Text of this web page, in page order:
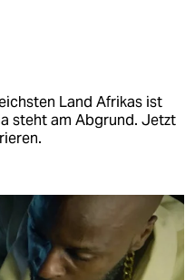
Land Afrikas ist
steht am Abgrund. Jetzt